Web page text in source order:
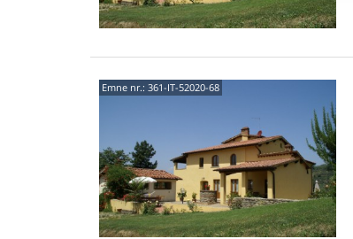
Emne nr.: 361-IT-52020-68